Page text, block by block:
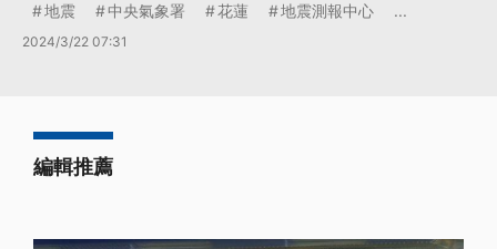
地震 中央氣象署 花蓮 地震測報中心 ...
2024/3/22 07:31
編輯推薦